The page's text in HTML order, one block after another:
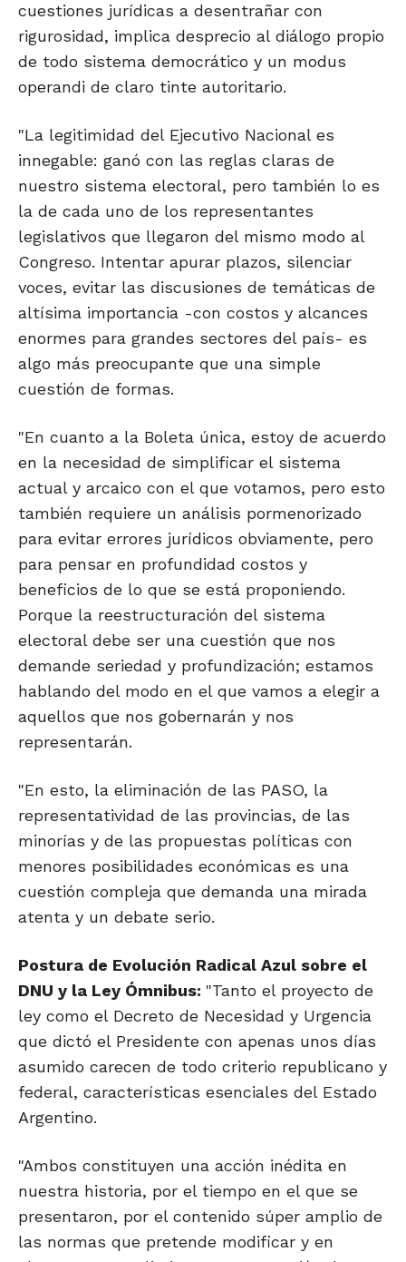
cuestiones jurídicas a desentrañar con
rigurosidad, implica desprecio al diálogo propio
de todo sistema democrático y un modus
operandi de claro tinte autoritario.
"La legitimidad del Ejecutivo Nacional es
innegable: ganó con las reglas claras de
nuestro sistema electoral, pero también lo es
la de cada uno de los representantes
legislativos que llegaron del mismo modo al
Congreso. Intentar apurar plazos, silenciar
voces, evitar las discusiones de temáticas de
altísima importancia -con costos y alcances
enormes para grandes sectores del país- es
algo más preocupante que una simple
cuestión de formas.
"En cuanto a la Boleta única, estoy de acuerdo
en la necesidad de simplificar el sistema
actual y arcaico con el que votamos, pero esto
también requiere un análisis pormenorizado
para evitar errores jurídicos obviamente, pero
para pensar en profundidad costos y
beneficios de lo que se está proponiendo.
Porque la reestructuración del sistema
electoral debe ser una cuestión que nos
demande seriedad y profundización; estamos
hablando del modo en el que vamos a elegir a
aquellos que nos gobernarán y nos
representarán.
"En esto, la eliminación de las PASO, la
representatividad de las provincias, de las
minorías y de las propuestas políticas con
menores posibilidades económicas es una
cuestión compleja que demanda una mirada
atenta y un debate serio.
Postura de Evolución Radical Azul sobre el
DNU y la Ley Ómnibus: "Tanto el proyecto de
ley como el Decreto de Necesidad y Urgencia
que dictó el Presidente con apenas unos días
asumido carecen de todo criterio republicano y
federal, características esenciales del Estado
Argentino.
"Ambos constituyen una acción inédita en
nuestra historia, por el tiempo en el que se
presentaron, por el contenido súper amplio de
las normas que pretende modificar y en